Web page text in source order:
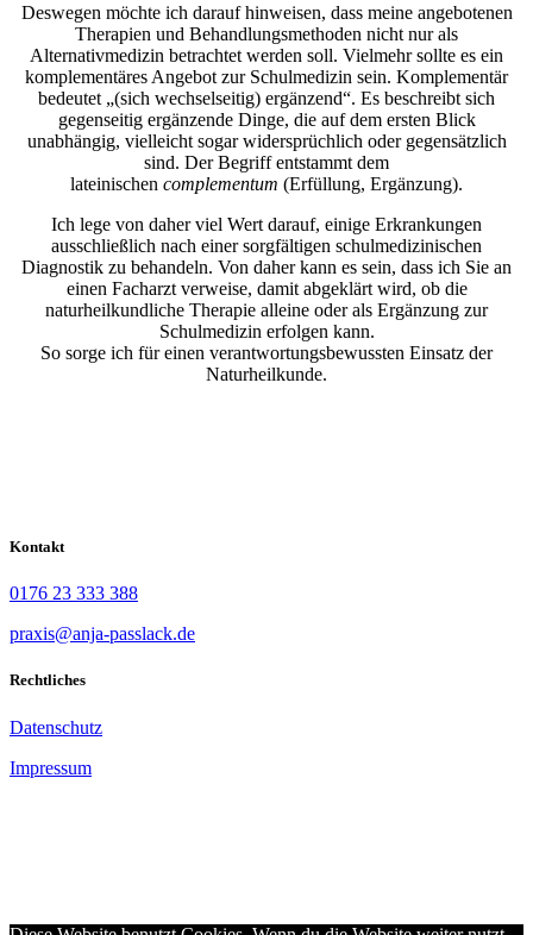
Deswegen möchte ich darauf hinweisen, dass meine angebotenen
Therapien und Behandlungsmethoden nicht nur als
Alternativmedizin betrachtet werden soll. Vielmehr sollte es ein
komplementäres Angebot zur Schulmedizin sein. Komplementär
bedeutet „(sich wechselseitig) ergänzend“. Es beschreibt sich
gegenseitig ergänzende Dinge, die auf dem ersten Blick
unabhängig, vielleicht sogar widersprüchlich oder gegensätzlich
sind. Der Begriff entstammt dem
lateinischen complementum (Erfüllung, Ergänzung).
Ich lege von daher viel Wert darauf, einige Erkrankungen
ausschließlich nach einer sorgfältigen schulmedizinischen
Diagnostik zu behandeln. Von daher kann es sein, dass ich Sie an
einen Facharzt verweise, damit abgeklärt wird, ob die
naturheilkundliche Therapie alleine oder als Ergänzung zur
Schulmedizin erfolgen kann.
So sorge ich für einen verantwortungsbewussten Einsatz der
Naturheilkunde.
Kontakt
0176 23 333 388
praxis@anja-passlack.de
Rechtliches
Datenschutz
Impressum